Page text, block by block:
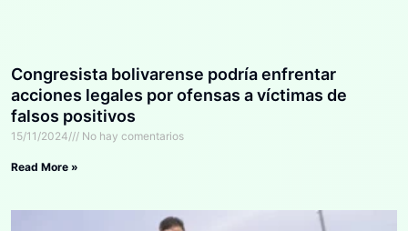
Congresista bolivarense podría enfrentar
acciones legales por ofensas a víctimas de
falsos positivos
15/11/2024 No hay comentarios
Read More »